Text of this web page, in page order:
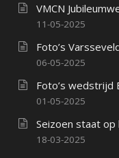
VMCN
11-05-2025
Foto’s
06-05-2025
Foto’s wedstrijd
01-05-2025
Seizoen staat
18-03-2025